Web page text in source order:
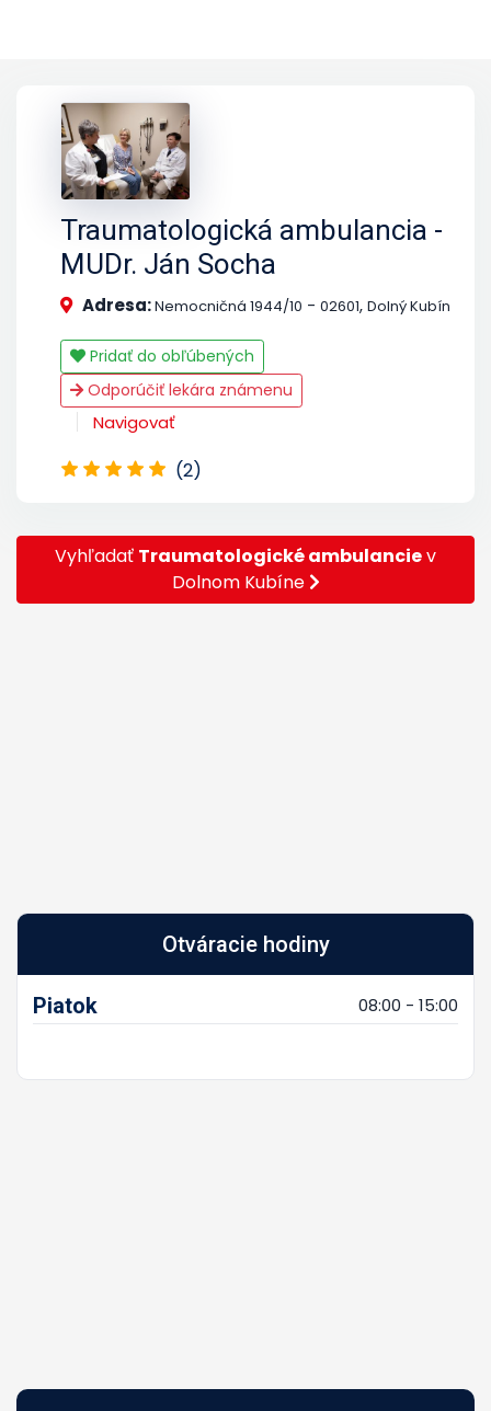
Traumatologická ambulancia -
MUDr. Ján Socha
Adresa:Nemocničná 1944/10 - 02601, Dolný Kubín
Pridať do obľúbených
Odporúčiť lekára známenu
Navigovať
(2)
Vyhľadať Traumatologické ambulanciev
Dolnom Kubíne
Otváracie hodiny
Piatok 08:00 - 15:00